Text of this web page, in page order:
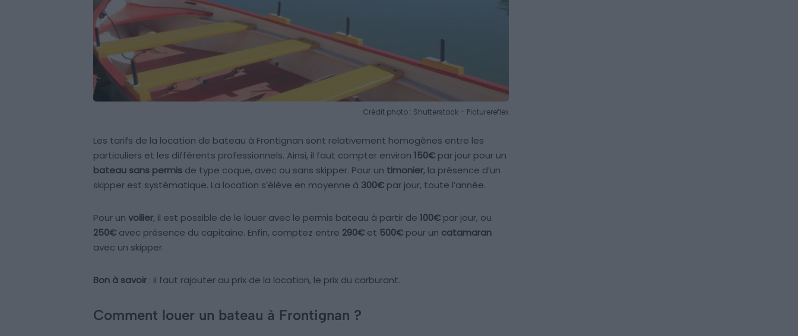
Crédit photo : Shutterstock – Picturereflex
Les tarifs de la location de bateau à Frontignan sont relativement homogènes entre les
particuliers et les différents professionnels. Ainsi, il faut compter environ 150€ par jour pour un
bateau sans permis de type coque, avec ou sans skipper. Pour un timonier, la présence d’un
skipper est systématique. La location s’élève en moyenne à 300€ par jour, toute l’année.
Pour un voilier, il est possible de le louer avec le permis bateau à partir de 100€ par jour, ou
250€ avec présence du capitaine. Enfin, comptez entre 290€ et 500€ pour un catamaran
avec un skipper.
Bon à savoir : il faut rajouter au prix de la location, le prix du carburant.
Comment louer un bateau à Frontignan ?